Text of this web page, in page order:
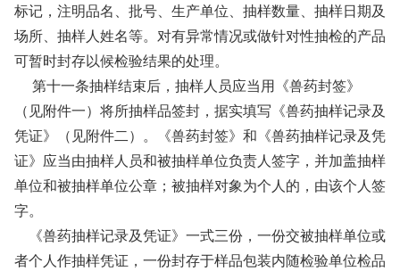
标记，注明品名、批号、生产单位、抽样数量、抽样日期及
场所、抽样人姓名等。对有异常情况或做针对性抽检的产品
可暂时封存以候检验结果的处理。
第十一条抽样结束后，抽样人员应当用《兽药封签》
（见附件一）将所抽样品签封，据实填写《兽药抽样记录及
凭证》（见附件二）。《兽药封签》和《兽药抽样记录及凭
证》应当由抽样人员和被抽样单位负责人签字，并加盖抽样
单位和被抽样单位公章；被抽样对象为个人的，由该个人签
字。
《兽药抽样记录及凭证》一式三份，一份交被抽样单位或
者个人作抽样凭证，一份封存于样品包装内随检验单位检品